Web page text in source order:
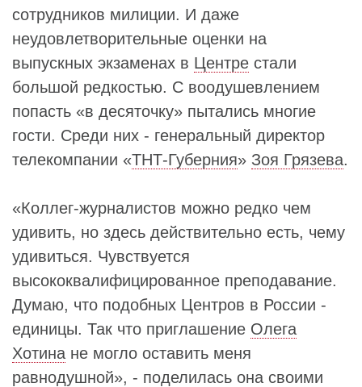
сотрудников милиции. И даже
неудовлетворительные оценки на
выпускных экзаменах в Центре стали
большой редкостью. С воодушевлением
попасть «в десяточку» пытались многие
гости. Среди них - генеральный директор
телекомпании «ТНТ-Губерния» Зоя Грязева.
«Коллег-журналистов можно редко чем
удивить, но здесь действительно есть, чему
удивиться. Чувствуется
высококвалифицированное преподавание.
Думаю, что подобных Центров в России -
единицы. Так что приглашение Олега
Хотина не могло оставить меня
равнодушной», - поделилась она своими